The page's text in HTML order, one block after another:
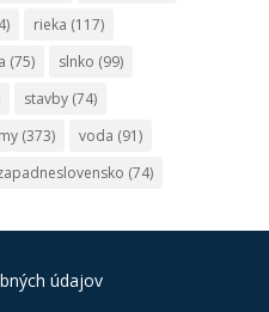
rieka (117)
(75) slnko (99)
stavby(74)
(373) voda (91)
(74)
údajov